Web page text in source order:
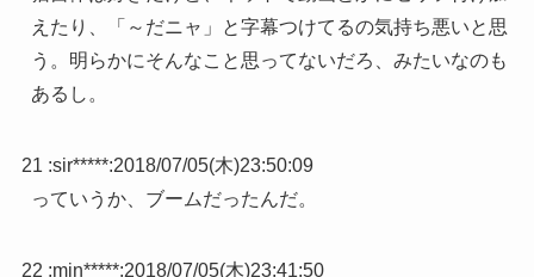
えたり、「～だニャ」と字幕つけてるの気持ち悪いと思
う。明らかにそんなこと思ってないだろ、みたいなのも
あるし。
21 :sir*****:2018/07/05(木)23:50:09
っていうか、ブームだったんだ。
22 :min*****:2018/07/05(木)23:41:50